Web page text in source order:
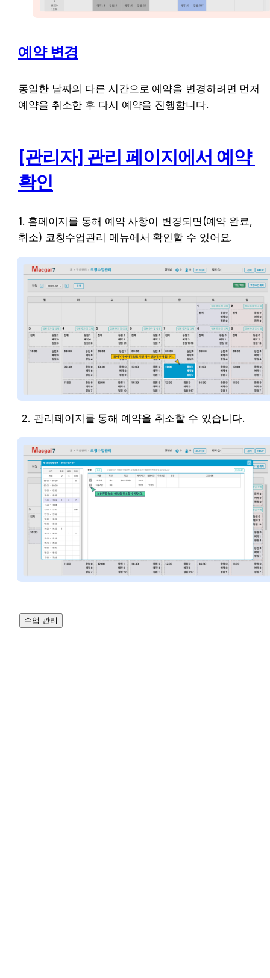
예약 변경
동일한 날짜의 다른 시간으로 예약을 변경하려면 먼저
예약을 취소한 후 다시 예약을 진행합니다.
[관리자] 관리 페이지에서 예약
확인
1. 홈페이지를 통해 예약 사항이 변경되면(예약 완료,
취소) 코칭수업관리 메뉴에서 확인할 수 있어요.
관리페이지를 통해 예약을 취소할 수 있습니다.
수업 관리